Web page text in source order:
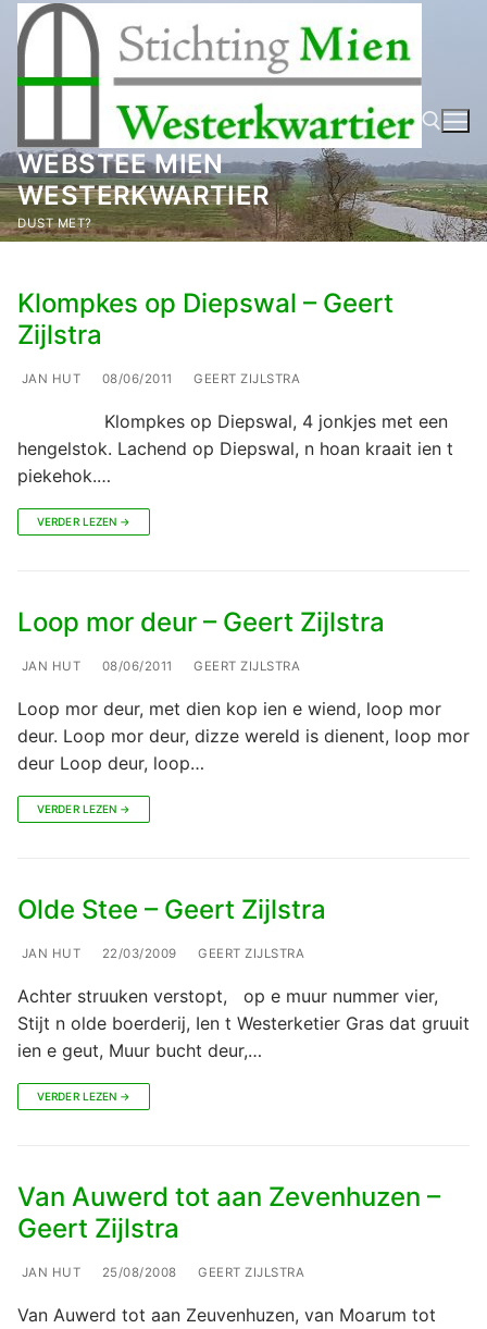
naar
inhoud
WEBSTEE MIEN
WESTERKWARTIER
DUST MET? Zoeken naar:
Klompkes op Diepswal – Geert
Zijlstra
JAN HUT 08/06/2011 GEERT ZIJLSTRA
Klompkes op Diepswal, 4 jonkjes met een
hengelstok. Lachend op Diepswal, n hoan kraait ien t
piekehok.…
VERDER LEZEN →
Loop mor deur – Geert Zijlstra
JAN HUT 08/06/2011 GEERT ZIJLSTRA
Loop mor deur, met dien kop ien e wiend, loop mor
deur. Loop mor deur, dizze wereld is dienent, loop mor
deur Loop deur, loop…
VERDER LEZEN →
Olde Stee – Geert Zijlstra
JAN HUT 22/03/2009 GEERT ZIJLSTRA
Achter struuken verstopt, op e muur nummer vier,
Stijt n olde boerderij, Ien t Westerketier Gras dat gruuit
ien e geut, Muur bucht deur,…
VERDER LEZEN →
Van Auwerd tot aan Zevenhuzen –
Geert Zijlstra
JAN HUT 25/08/2008 GEERT ZIJLSTRA
Van Auwerd tot aan Zeuvenhuzen, van Moarum tot